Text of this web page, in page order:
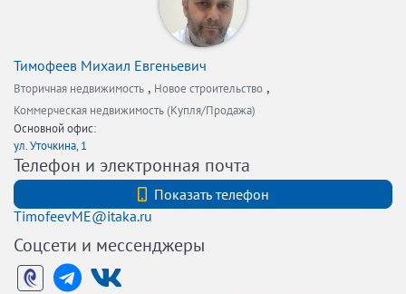
Тимофеев Михаил Евгеньевич
Вторичная недвижимость , Новое строительство ,
Коммерческая недвижимость (Купля/Продажа)
Основной офис:
ул. Уточкина, 1
Телефон и электронная почта
Показать телефон
TimofeevME@itaka.ru
Соцсети и мессенджеры